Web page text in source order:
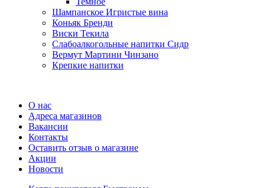
Шампанское Игристые вина
Коньяк Бренди
Виски Текила
Слабоалкогольные напитки Сидр
Вермут Мартини Чинзано
Крепкие напитки
О нас
Адреса магазинов
Вакансии
Контакты
Оставить отзыв о магазине
Акции
Новости